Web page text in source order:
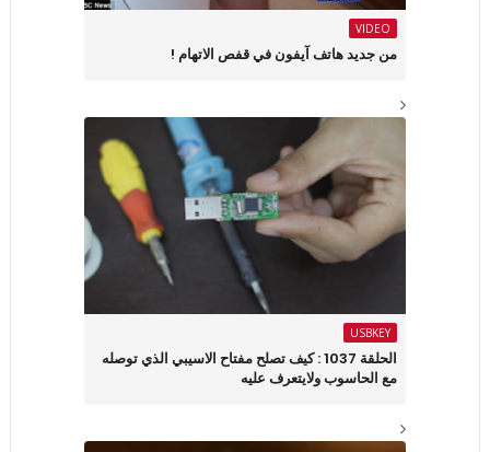
VIDEO
من جديد هاتف آيفون في قفص الاتهام !
USBKEY
الحلقة 1037 : كيف تصلح مفتاح الاسيبي الذي توصله
مع الحاسوب ولايتعرف عليه